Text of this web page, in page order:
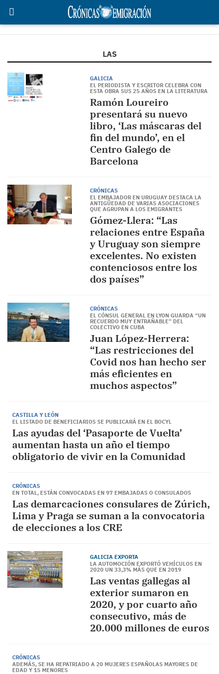
LAS
GALICIA
EL PERIODISTA Y ESCRITOR CELEBRA CON
ESTA OBRA SUS 25 AÑOS EN LA LITERATURA
Ramón Loureiro
presentará su nuevo
libro, ‘Las máscaras del
fin del mundo’, en el
Centro Galego de
Barcelona
CRÓNICAS
EL EMBAJADOR EN URUGUAY DESTACA LA
ANTIGÜEDAD DE VARIAS ASOCIACIONES
QUE AGRUPAN A LOS EMIGRANTES
Gómez-Llera: “Las
relaciones entre España
y Uruguay son siempre
excelentes. No existen
contenciosos entre los
dos países”
CRÓNICAS
EL CÓNSUL GENERAL EN LYON GUARDA “UN
RECUERDO MUY ENTRAÑABLE” DEL
COLECTIVO EN CUBA
Juan López-Herrera:
“Las restricciones del
Covid nos han hecho ser
más eficientes en
muchos aspectos”
CASTILLA Y LEÓN
EL LISTADO DE BENEFICIARIOS SE PUBLICARÁ EN EL BOCYL
Las ayudas del ‘Pasaporte de Vuelta’
aumentan hasta un año el tiempo
obligatorio de vivir en la Comunidad
CRÓNICAS
EN TOTAL, ESTÁN CONVOCADAS EN 97 EMBAJADAS O CONSULADOS
Las demarcaciones consulares de Zúrich,
Lima y Praga se suman a la convocatoria
de elecciones a los CRE
GALICIA EXPORTA
LA AUTOMOCIÓN EXPORTÓ VEHÍCULOS EN
2020 UN 33,3% MÁS QUE EN 2019
Las ventas gallegas al
exterior sumaron en
2020, y por cuarto año
consecutivo, más de
20.000 millones de euros
CRÓNICAS
ADEMÁS, SE HA REPATRIADO A 20 MUJERES ESPAÑOLAS MAYORES DE
EDAD Y 15 MENORES